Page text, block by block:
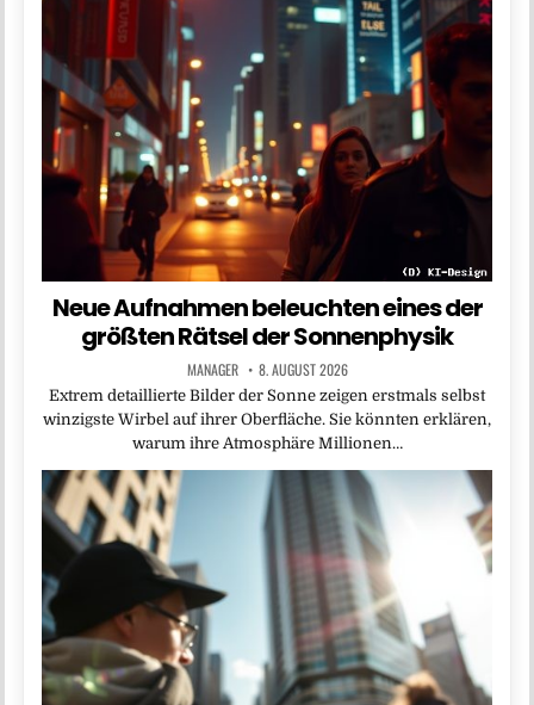
Neue Aufnahmen beleuchten eines der
größten Rätsel der Sonnenphysik
MANAGER 8. AUGUST 2026
Extrem detaillierte Bilder der Sonne zeigen erstmals selbst
winzigste Wirbel auf ihrer Oberfläche. Sie könnten erklären,
warum ihre Atmosphäre Millionen…